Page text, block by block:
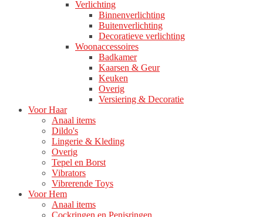
Verlichting
Binnenverlichting
Buitenverlichting
Decoratieve verlichting
Woonaccessoires
Badkamer
Kaarsen & Geur
Keuken
Overig
Versiering & Decoratie
Voor Haar
Anaal items
Dildo's
Lingerie & Kleding
Overig
Tepel en Borst
Vibrators
Vibrerende Toys
Voor Hem
Anaal items
Cockringen en Penisringen